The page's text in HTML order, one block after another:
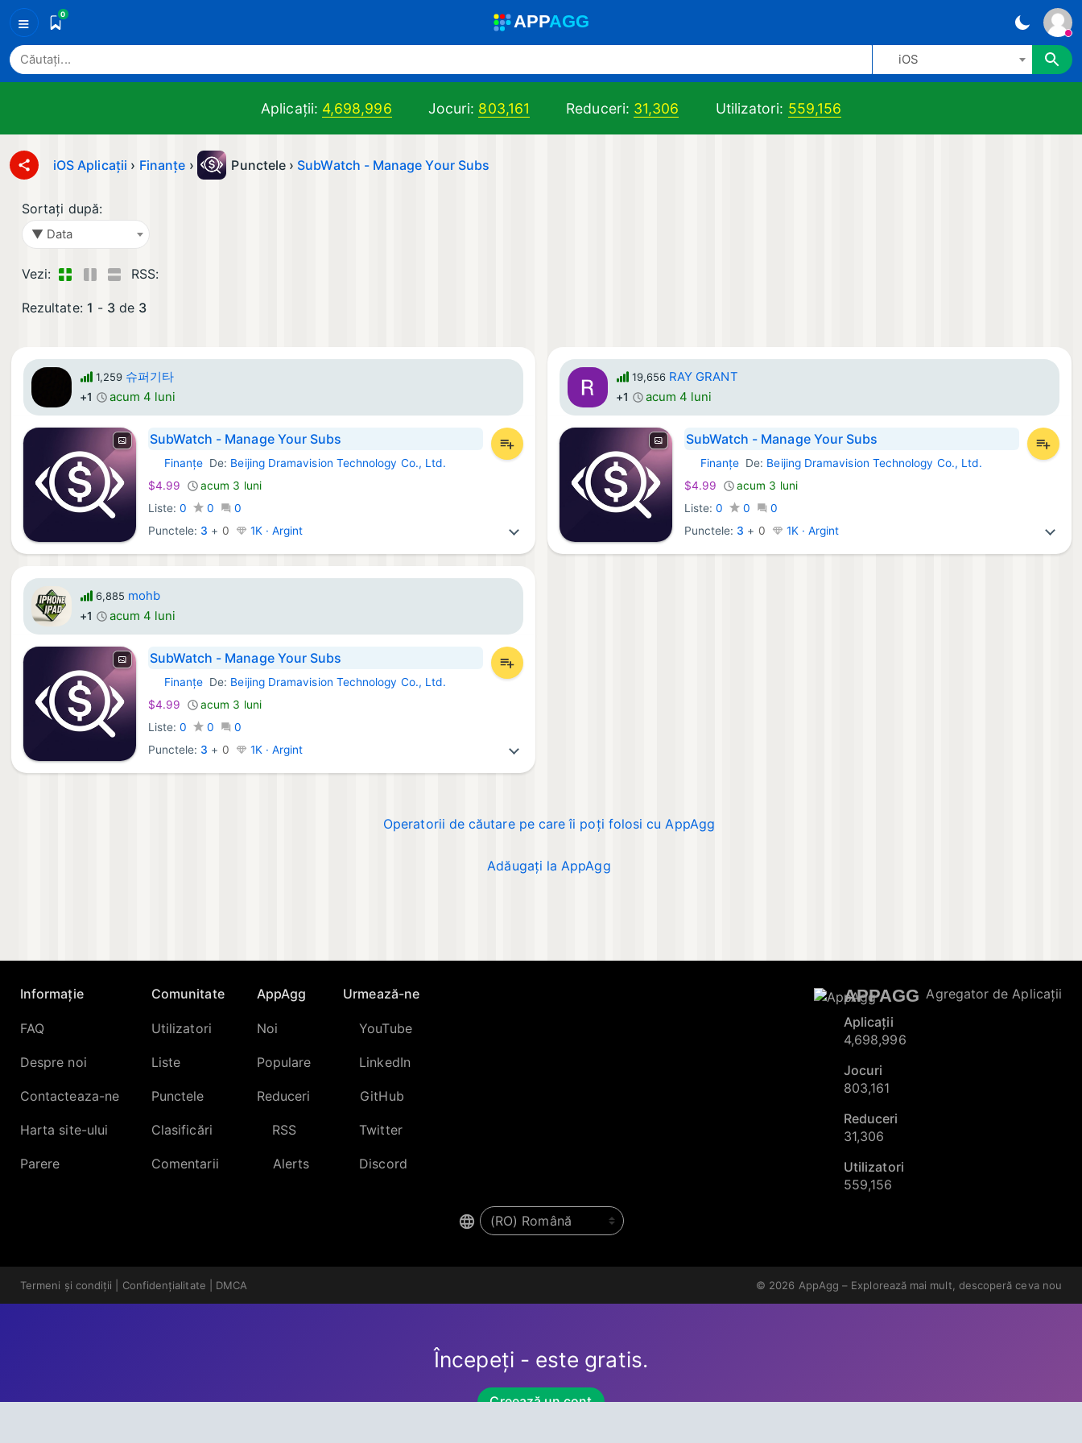
≡ 0 APPAGG
iOS
Aplicații: 4,698,996 Jocuri: 803,161 Reduceri: 31,306 Utilizatori: 559,156
iOS Aplicații › Finanţe › Punctele › SubWatch - Manage Your Subs
Sortați după:
▼ Data
Vezi: RSS:
Rezultate: 1 - 3 de 3
1,259 슈퍼기타
+1 acum 4 luni
SubWatch - Manage Your Subs
iOS Aplicații:
Finanţe De: Beijing Dramavision Technology Co., Ltd.
$4.99
acum 3 luni
Liste: 0 0
0
Punctele: 3 + 0 1K · Argint
19,656 RAY GRANT
+1 acum 4 luni
SubWatch - Manage Your Subs
iOS Aplicații:
Finanţe De: Beijing Dramavision Technology Co., Ltd.
$4.99
acum 3 luni
Liste: 0 0
0
Punctele: 3 + 0 1K · Argint
6,885 mohb
+1 acum 4 luni
SubWatch - Manage Your Subs
iOS Aplicații:
Finanţe De: Beijing Dramavision Technology Co., Ltd.
$4.99
acum 3 luni
Liste: 0 0
0
Punctele: 3 + 0 1K · Argint
Operatorii de căutare pe care îi poți folosi cu AppAgg
Adăugați la AppAgg
Informație
FAQ
Despre noi
Contacteaza-ne
Harta site-ului
Parere
Comunitate
Utilizatori
Liste
Punctele
Clasificări
Comentarii
AppAgg
Noi
Populare
Reduceri
RSS
Alerts
Urmează-ne
YouTube
LinkedIn
GitHub
Twitter
Discord
APPAGG Agregator de Aplicații
Aplicații
4,698,996
Jocuri
803,161
Reduceri
31,306
Utilizatori
559,156
Termeni și condiții Confidențialitate DMCA © 2026 AppAgg – Explorează mai mult, descoperă ceva nou
Începeți - este gratis.
Creează un cont